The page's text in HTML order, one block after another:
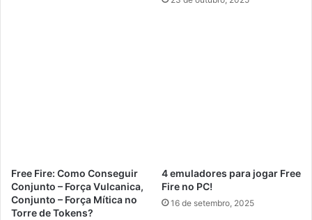
Free Fire: Como Conseguir
Conjunto – Força Vulcanica,
Conjunto – Força Mítica no
Torre de Tokens?
4 emuladores para jogar Free
Fire no PC!
16 de setembro, 2025